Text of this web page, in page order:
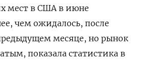
мест в США в июне
чем ожидалось, после
месяце, но рынок
показала статистика в